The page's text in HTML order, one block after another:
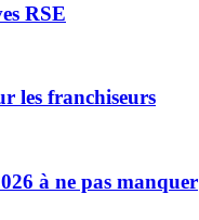
RSE
les franchiseurs
à ne pas manquer